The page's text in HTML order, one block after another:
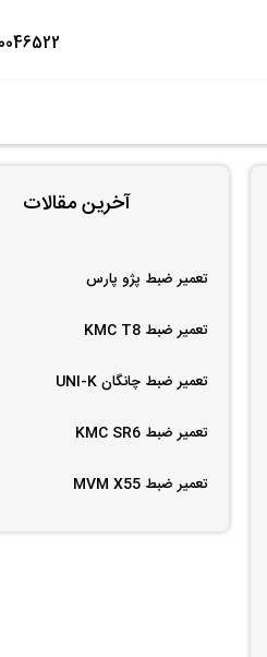
آخرین مقالات
تعمیر ضبط پژو پارس
تعمیر ضبط KMC T8
تعمیر ضبط چانگان UNI-K
تعمیر ضبط KMC SR6
تعمیر ضبط MVM X55